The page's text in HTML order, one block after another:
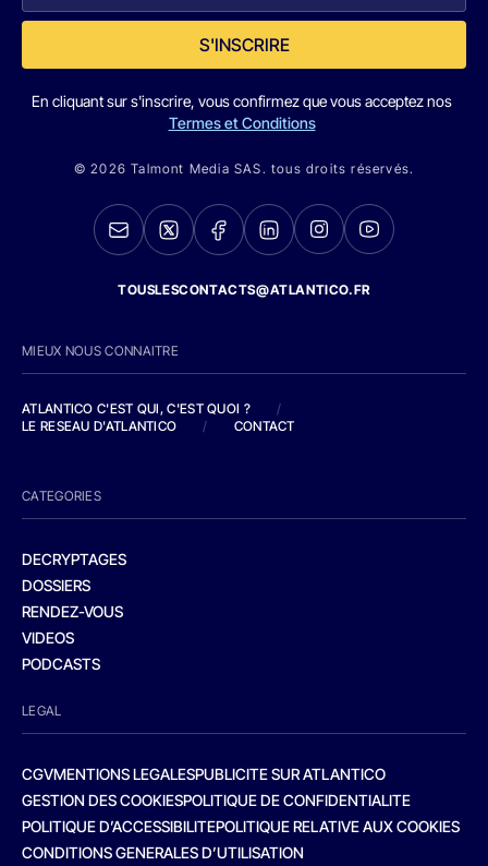
S'INSCRIRE
En cliquant sur s'inscrire, vous confirmez que vous acceptez nos
Termes et Conditions
© 2026 Talmont Media SAS. tous droits réservés.
TOUSLESCONTACTS@ATLANTICO.FR
MIEUX NOUS CONNAITRE
ATLANTICO C'EST QUI, C'EST QUOI ?
/
LE RESEAU D'ATLANTICO
/ CONTACT
CATEGORIES
DECRYPTAGES
DOSSIERS
RENDEZ-VOUS
VIDEOS
PODCASTS
LEGAL
CGVMENTIONS LEGALESPUBLICITE SUR ATLANTICO
GESTION DES COOKIESPOLITIQUE DE CONFIDENTIALITE
POLITIQUE D’ACCESSIBILITEPOLITIQUE RELATIVE AUX COOKIES
CONDITIONS GENERALES D’UTILISATION